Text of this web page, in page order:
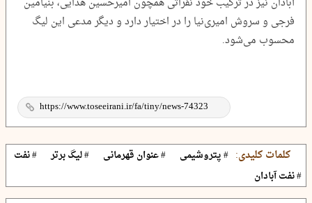
فرجی و سروش امیری‌نیا را در اختیار دارد و دیگر مدعی این لیگ
محسوب می‌شود.
کلمات کلیدی: # پتروشیمی # عنوان قهرمانی # لیگ برتر
# نفت
# نفت آبادان